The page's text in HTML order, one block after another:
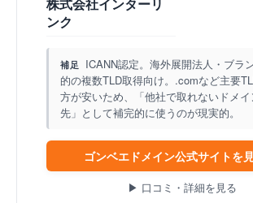
株式会社インターリ
ンク
補足
ICANN認定。海外展開法人・ブラ
的の複数TLD取得向け。.comなど主要
方が安いため、「他社で取れないドメ
先」として補完的に使うのが現実的。
ゴンベエドメイン公式サイトを
▶ 口コミ・詳細を見る